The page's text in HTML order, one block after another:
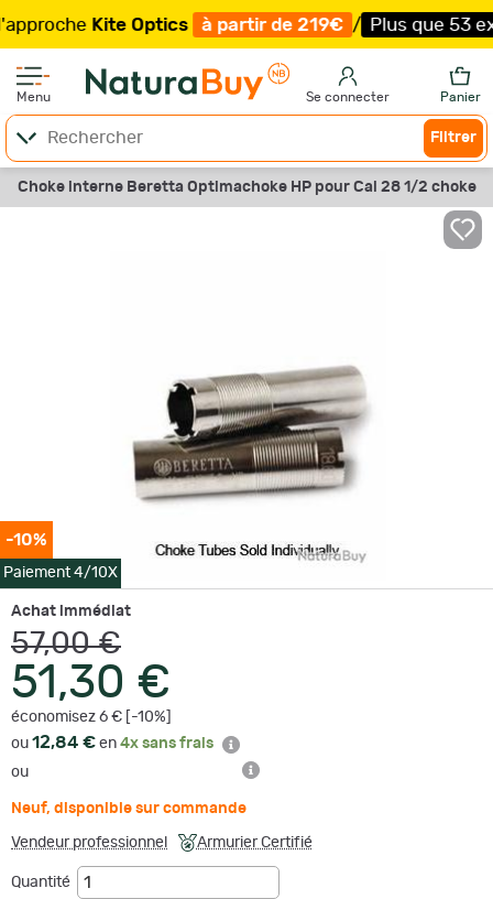
Kite Optics à partir de 219€ / Plus que 53
Menu Se connecter Panier
Filtrer
Choke interne Beretta Optimachoke HP pour Cal 28 1/2 choke
-10%
Paiement 4/10X
Achat immédiat
57,00 €
51,30 €
économisez 6 € [-10%]
ou 12,84 € en 4x sans frais
ou
Neuf, disponible sur commande
Vendeur professionnel Armurier Certifié
Quantité